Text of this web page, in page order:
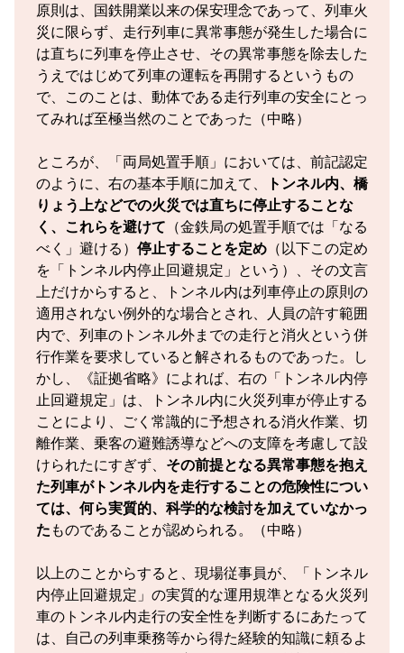
原則は、国鉄開業以来の保安理念であって、列車火
災に限らず、走行列車に異常事態が発生した場合に
は直ちに列車を停止させ、その異常事態を除去した
うえではじめて列車の運転を再開するというもの
で、このことは、動体である走行列車の安全にとっ
てみれば至極当然のことであった（中略）
ところが、「両局処置手順」においては、前記認定
のように、右の基本手順に加えて、
トンネル内、橋
りょう上などでの火災では直ちに停止することな
く、これらを避けて （金鉄局の処置手順では「なる
べく」避ける） 停止することを定め （以下この定め
を「トンネル内停止回避規定」という）、その文言
上だけからすると、トンネル内は列車停止の原則の
適用されない例外的な場合とされ、人員の許す範囲
内で、列車のトンネル外までの走行と消火という併
行作業を要求していると解されるものであった。し
かし、《証拠省略》によれば、右の「トンネル内停
止回避規定」は、トンネル内に火災列車が停止する
ことにより、ごく常識的に予想される消火作業、切
離作業、乗客の避難誘導などへの支障を考慮して設
けられたにすぎず、 その前提となる異常事態を抱え
た列車がトンネル内を走行することの危険性につい
ては、何ら実質的、科学的な検討を加えていなかっ
た ものであることが認められる。（中略）
以上のことからすると、現場従事員が、「トンネル
内停止回避規定」の実質的な運用規準となる火災列
車のトンネル内走行の安全性を判断するにあたって
は、自己の列車乗務等から得た経験的知識に頼るよ